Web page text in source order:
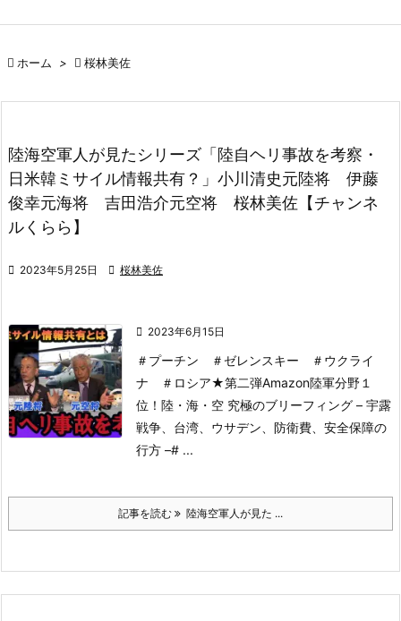
 ホーム >  桜林美佐
陸海空軍人が見たシリーズ「陸自ヘリ事故を考察・
日米韓ミサイル情報共有？」小川清史元陸将 伊藤
俊幸元海将 吉田浩介元空将 桜林美佐【チャンネ
ルくらら】
 2023年5月25日  桜林美佐
 2023年6月15日
＃プーチン ＃ゼレンスキー ＃ウクライ
ナ ＃ロシア★第二弾Amazon陸軍分野１
位！ 陸・海・空 究極のブリーフィング – 宇露
戦争、台湾、ウサデン、防衛費、安全保障の
行方 –# ...
記事を読む 陸海空軍人が見た ...